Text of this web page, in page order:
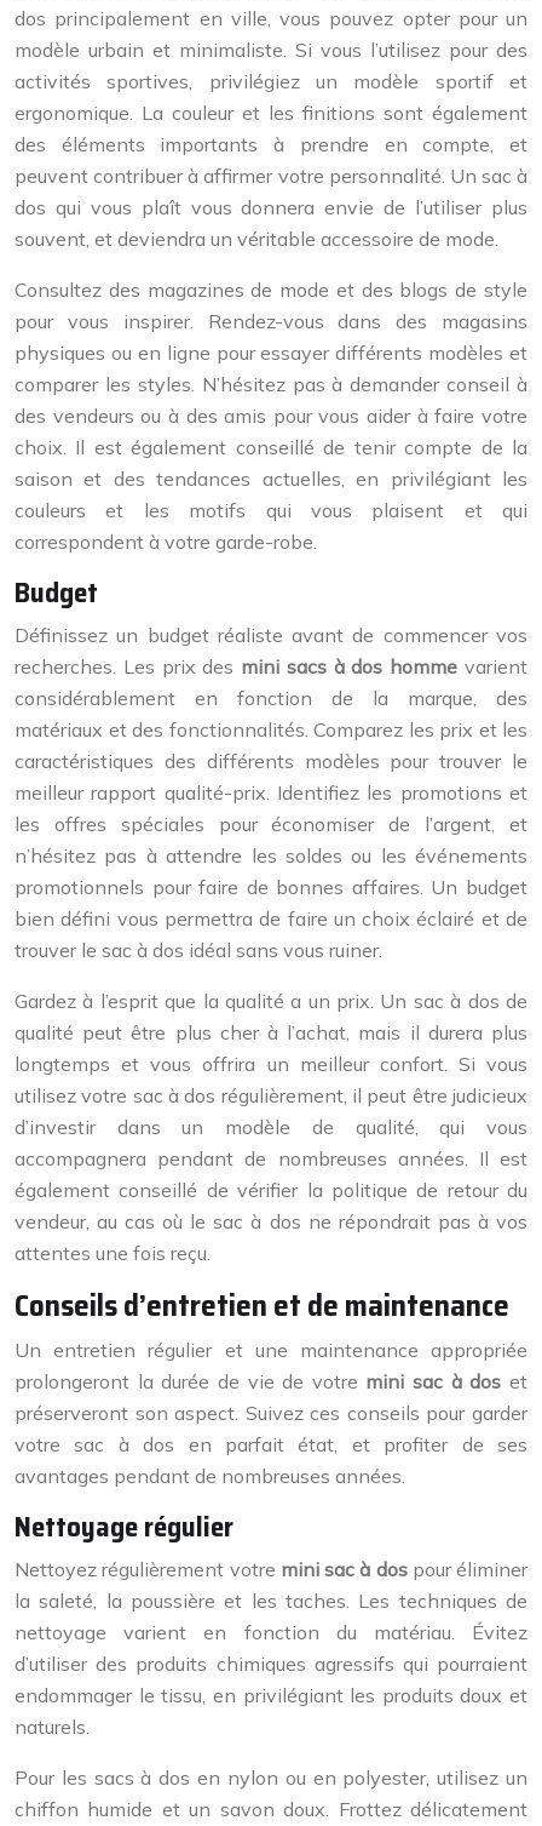
dos principalement en ville, vous pouvez opter pour un
modèle urbain et minimaliste. Si vous l’utilisez pour des
activités sportives, privilégiez un modèle sportif et
ergonomique. La couleur et les finitions sont également
des éléments importants à prendre en compte, et
peuvent contribuer à affirmer votre personnalité. Un sac à
dos qui vous plaît vous donnera envie de l’utiliser plus
souvent, et deviendra un véritable accessoire de mode.
Consultez des magazines de mode et des blogs de style
pour vous inspirer. Rendez-vous dans des magasins
physiques ou en ligne pour essayer différents modèles et
comparer les styles. N’hésitez pas à demander conseil à
des vendeurs ou à des amis pour vous aider à faire votre
choix. Il est également conseillé de tenir compte de la
saison et des tendances actuelles, en privilégiant les
couleurs et les motifs qui vous plaisent et qui
correspondent à votre garde-robe.
Budget
Définissez un budget réaliste avant de commencer vos
recherches. Les prix des mini sacs à dos hommevarient
considérablement en fonction de la marque, des
matériaux et des fonctionnalités. Comparez les prix et les
caractéristiques des différents modèles pour trouver le
meilleur rapport qualité-prix. Identifiez les promotions et
les offres spéciales pour économiser de l’argent, et
n’hésitez pas à attendre les soldes ou les événements
promotionnels pour faire de bonnes affaires. Un budget
bien défini vous permettra de faire un choix éclairé et de
trouver le sac à dos idéal sans vous ruiner.
Gardez à l’esprit que la qualité a un prix. Un sac à dos de
qualité peut être plus cher à l’achat, mais il durera plus
longtemps et vous offrira un meilleur confort. Si vous
utilisez votre sac à dos régulièrement, il peut être judicieux
d’investir dans un modèle de qualité, qui vous
accompagnera pendant de nombreuses années. Il est
également conseillé de vérifier la politique de retour du
vendeur, au cas où le sac à dos ne répondrait pas à vos
attentes une fois reçu.
Conseils d’entretien et de maintenance
Un entretien régulier et une maintenance appropriée
prolongeront la durée de vie de votre mini sac à doset
préserveront son aspect. Suivez ces conseils pour garder
votre sac à dos en parfait état, et profiter de ses
avantages pendant de nombreuses années.
Nettoyage régulier
Nettoyez régulièrement votre mini sac à dos pour éliminer
la saleté, la poussière et les taches. Les techniques de
nettoyage varient en fonction du matériau. Évitez
d’utiliser des produits chimiques agressifs qui pourraient
endommager le tissu, en privilégiant les produits doux et
naturels.
Pour les sacs à dos en nylon ou en polyester, utilisez un
chiffon humide et un savon doux. Frottez délicatement